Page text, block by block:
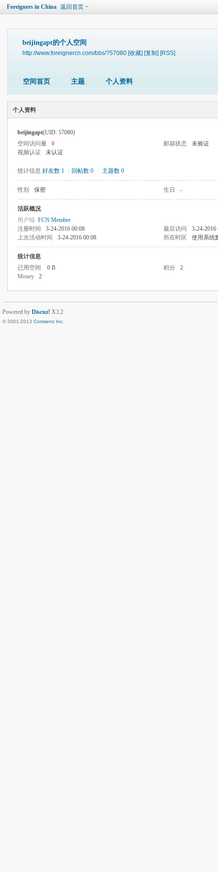
Foreigners in China 返回首页
beijingapt的个人空间
http://www.foreignercn.com/bbs/?57080 [收藏] [复制] [RSS]
空间首页 主题 个人资料
个人资料
beijingapt(UID: 57080)
空间访问量
0 邮箱状态
未验证
视频认证
未认证
统计信息 好友数 1 回帖数 0 主题数 0
性别 保密 生日 -
活跃概况
用户组 FCN Member
注册时间
3-24-2016 00:08 最后访问
3-24-2016
上次活动时间
3-24-2016 00:08 所在时区 使用系统
统计信息
已用空间
0 B 积分
2
Money
2
Powered by Discuz! X3.2
© 2001-2013 Comsenz Inc.